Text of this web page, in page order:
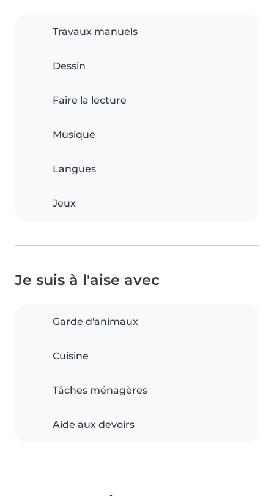
Travaux manuels
Dessin
Faire la lecture
Musique
Langues
Jeux
Je suis à l'aise avec
Garde d'animaux
Cuisine
Tâches ménagères
Aide aux devoirs